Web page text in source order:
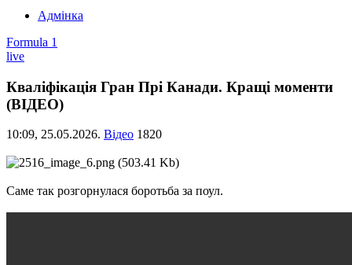
Адмінка
Formula 1
live
Кваліфікація Гран Прі Канади. Кращі моменти
(ВІДЕО)
10:09, 25.05.2026. Відео 1820
Саме так розгорнулася боротьба за поул.